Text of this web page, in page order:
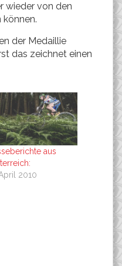
wieder von den
der Medaillie
das zeichnet einen
aus
2010